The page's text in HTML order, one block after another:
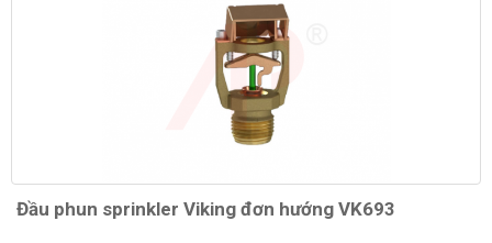
Đầu phun sprinkler Viking đơn hướng VK693